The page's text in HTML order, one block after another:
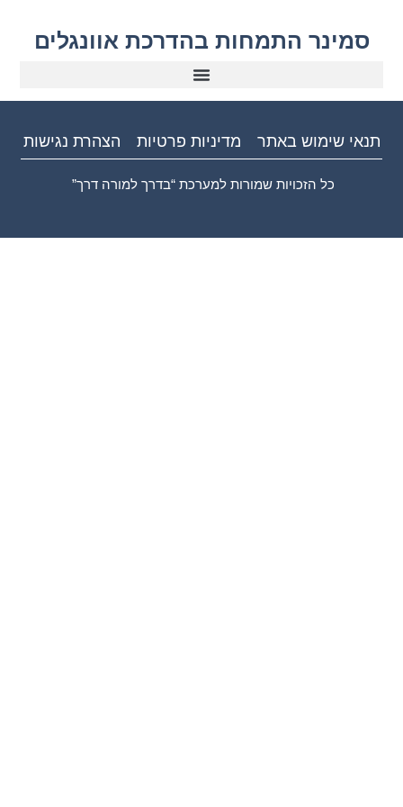
סמינר התמחות בהדרכת אוונגלים
תנאי שימוש באתר מדיניות פרטיות הצהרת נגישות
כל הזכויות שמורות למערכת “בדרך למורה דרך”